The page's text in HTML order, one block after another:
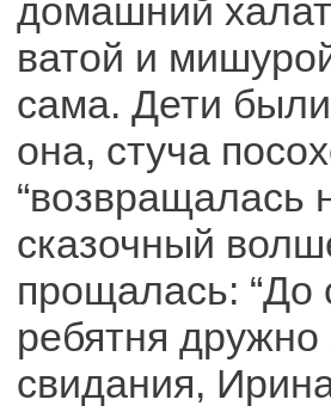
домашний
ватой и
сама. Дети были
она, стуча
“возвращалась
сказочный
прощалась: “До
ребятня дружно
свидания,